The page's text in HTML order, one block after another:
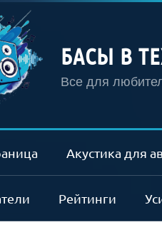
БАСЫ В
Все для
Акустика для
Рейтинги